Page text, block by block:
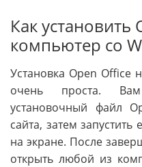
Как установить
компьютер со
Установка Open Office
очень проста. Вам
установочный файл
сайта, затем запустить
на экране. После
открыть любой из